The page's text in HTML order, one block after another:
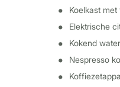
Koelkast met
Elektrische
Kokend
Nespresso